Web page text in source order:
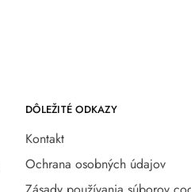
DÔLEŽITÉ ODKAZY
Kontakt
Ochrana osobných údajov